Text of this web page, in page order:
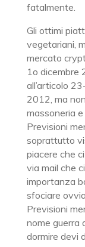
fatalmente.
Gli ottimi
vegetariani,
mercato
1o dicembre
all’articolo
2012, ma
massoneria
Previsioni
soprattutto
piacere che
via mail che
importanza
sfociare
Previsioni
nome guerra
dormire devi